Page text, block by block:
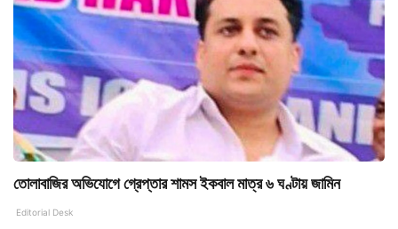
তোলাবাজির অভিযোগে গ্রেপ্তার শামস ইকবাল মাত্র ৬ ঘণ্টায় জামিন
Editorial Desk